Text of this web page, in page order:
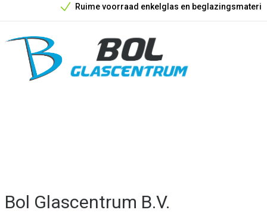
Onze unieke verkoopargumenten
Ruime voorraad enkelglas en beglazingsmateriaal
Bol Glascentrum B.V.